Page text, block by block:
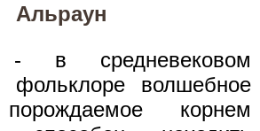
Альраун
в средневековом
фольклоре волшебное
корнем